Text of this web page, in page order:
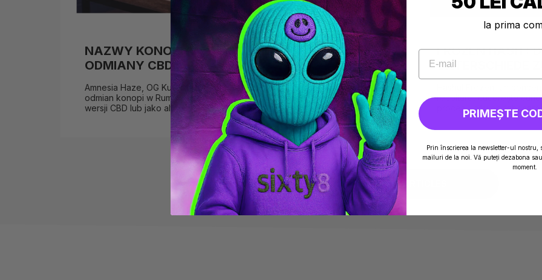
NAZWY KONOPI | NAJBARDZIEJ ZNANE
ODMIANY CBD I...
Amnesia Haze, OG Kush, Gelato, Runtz... Odkryj najbardziej znane nazwy
odmian konopi w Rumunii, ich typy, cenione efekty oraz dostępność w
wersji CBD lub jako alternatywa dla THC w Sixty8.
FROZEN HASH :
UNTERSCHIEDE
Hashul Frozen, un
recoltare, cucerește
procesul său de
SEE ALL ARTICLES
la prima
PRIMEȘTE
Prin înscrierea la newsletter-ul nostru,
mailuri de la noi. Vă puteți dezabona
moment.